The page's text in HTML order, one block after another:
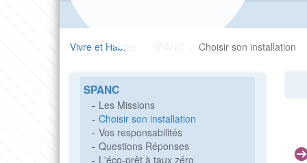
Vivre et Habiter Choisir son installation
SPANC
Les Missions
Choisir son installation
Vos responsabilités
Questions Réponses
L'éco-prêt à taux zéro